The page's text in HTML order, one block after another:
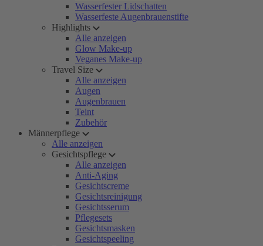
Wasserfester Lidschatten
Wasserfeste Augenbrauenstifte
Highlights
Alle anzeigen
Glow Make-up
Veganes Make-up
Travel Size
Alle anzeigen
Augen
Augenbrauen
Teint
Zubehör
Männerpflege
Alle anzeigen
Gesichtspflege
Alle anzeigen
Anti-Aging
Gesichtscreme
Gesichtsreinigung
Gesichtsserum
Pflegesets
Gesichtsmasken
Gesichtspeeling